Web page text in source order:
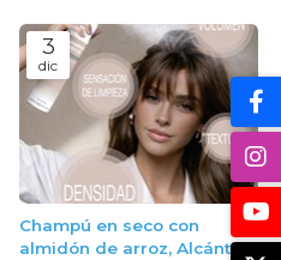
3
dic
Champú en seco con
almidón de arroz, Alcántara